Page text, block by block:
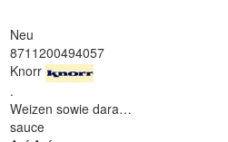
Neu
8711200494057
Knorr
.
Weizen sowie daraus hergestellte
sauce